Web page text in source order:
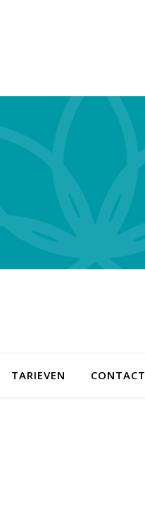
TARIEVEN CONTACT